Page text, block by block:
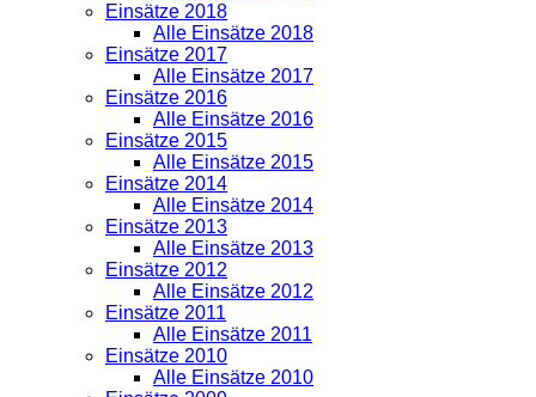
Einsätze 2018
Alle Einsätze 2018
Einsätze 2017
Alle Einsätze 2017
Einsätze 2016
Alle Einsätze 2016
Einsätze 2015
Alle Einsätze 2015
Einsätze 2014
Alle Einsätze 2014
Einsätze 2013
Alle Einsätze 2013
Einsätze 2012
Alle Einsätze 2012
Einsätze 2011
Alle Einsätze 2011
Einsätze 2010
Alle Einsätze 2010